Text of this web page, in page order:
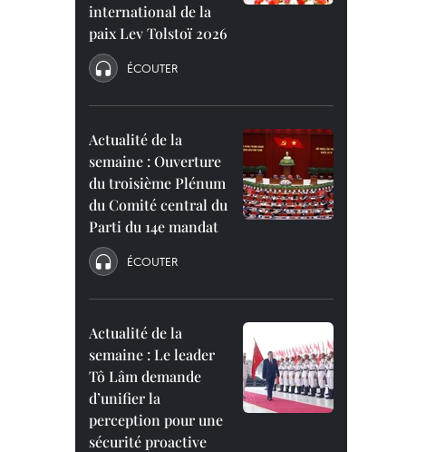
international de la
paix Lev Tolstoï 2026
ÉCOUTER
Actualité de la
semaine : Ouverture
du troisième Plénum
du Comité central du
Parti du 14e mandat
ÉCOUTER
Actualité de la
semaine : Le leader
Tô Lâm demande
d’unifier la
perception pour une
sécurité proactive